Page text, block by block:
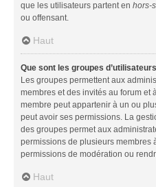
que les utilisateurs partent en hors-
ou offensant.
Haut
Que sont les groupes
Les groupes permettent aux
membres et des invités au forum et
membre peut appartenir à un ou
peut avoir ses permissions. La
des groupes permet aux
permissions de plusieurs membres
permissions de modération ou
Haut